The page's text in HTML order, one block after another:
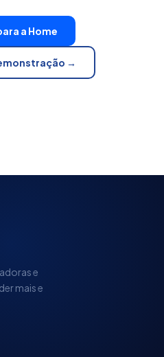
a Home
→
e
mais e